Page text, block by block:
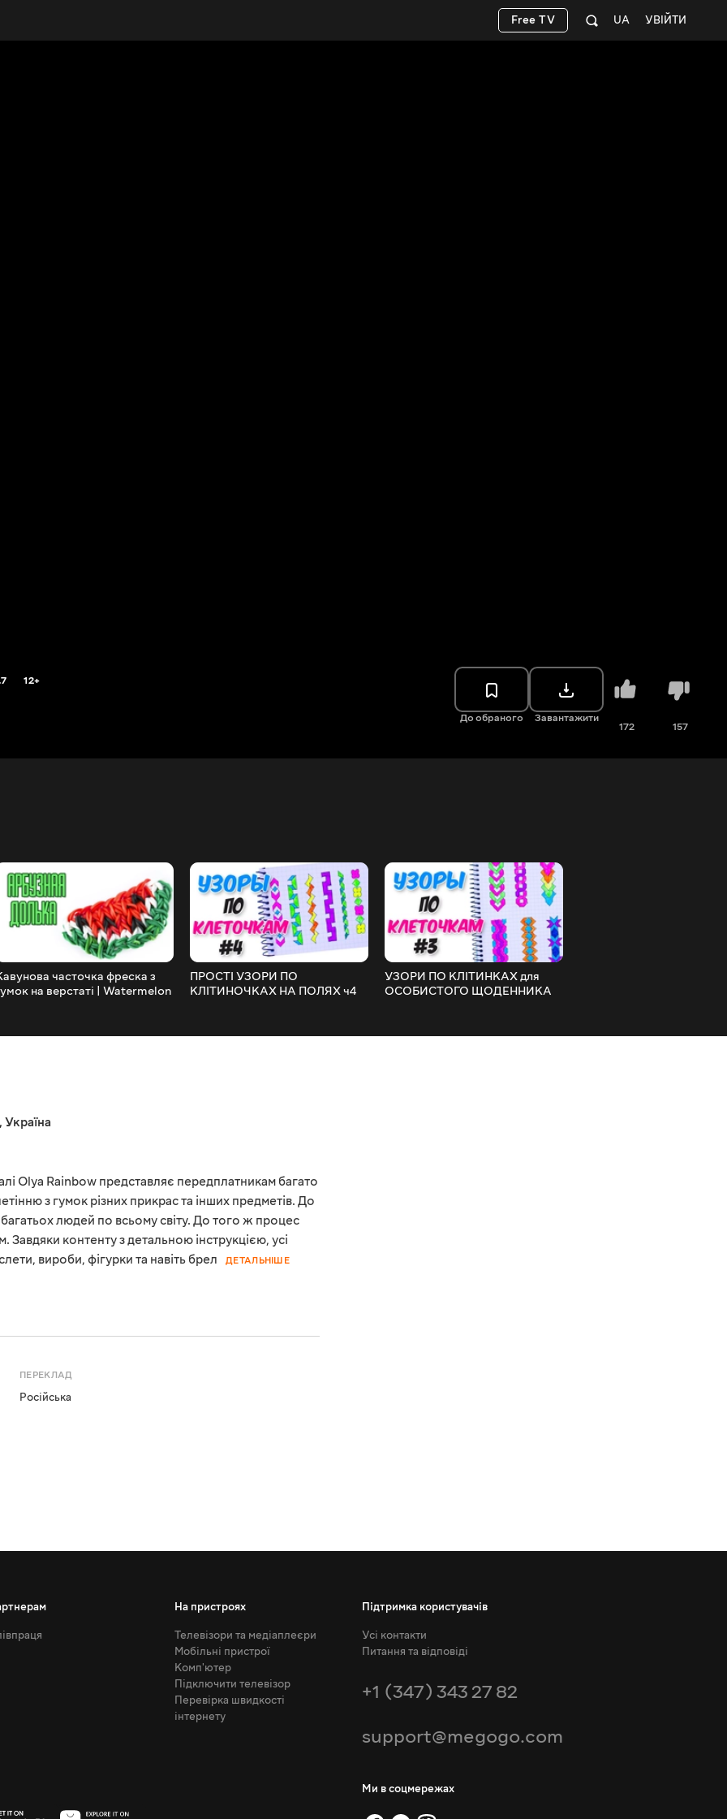
УВІЙТИ
UA
Free TV
12+
До обраного Завантажити
172 157
часточка фреска з
на верстаті | Watermelon
ПРОСТІ УЗОРИ ПО
КЛІТИНОЧКАХ НА ПОЛЯХ ч4
УЗОРИ ПО КЛІТИНКАХ для
ОСОБИСТОГО ЩОДЕННИКА
, Україна
Olya Rainbow представляє передплатникам багато
з гумок різних прикрас та інших предметів. До
людей по всьому світу. До того ж процес
Завдяки контенту з детальною інструкцією, усі
вироби, фігурки та навіть брел
ДЕТАЛЬНІШЕ
ПЕРЕКЛАД
Російська
На пристроях
Телевізори та медіаплеєри
Мобільні пристрої
Комп'ютер
Підключити телевізор
Перевірка швидкості
інтернету
Підтримка користувачів
Усі контакти
Питання та відповіді
+1 (347) 343 27 82
support@megogo.com
Ми в соцмережах